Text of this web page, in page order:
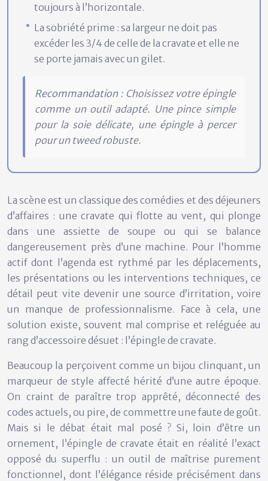
toujours à l’horizontale.
La sobriété prime : sa largeur ne doit pas
excéder les 3/4 de celle de la cravate et elle ne
se porte jamais avec un gilet.
Recommandation : Choisissez votre épingle
comme un outil adapté. Une pince simple
pour la soie délicate, une épingle à percer
pour un tweed robuste.
La scène est un classique des comédies et des déjeuners
d’affaires : une cravate qui flotte au vent, qui plonge
dans une assiette de soupe ou qui se balance
dangereusement près d’une machine. Pour l’homme
actif dont l’agenda est rythmé par les déplacements,
les présentations ou les interventions techniques, ce
détail peut vite devenir une source d’irritation, voire
un manque de professionnalisme. Face à cela, une
solution existe, souvent mal comprise et reléguée au
rang d’accessoire désuet : l’épingle de cravate.
Beaucoup la perçoivent comme un bijou clinquant, un
marqueur de style affecté hérité d’une autre époque.
On craint de paraître trop apprêté, déconnecté des
codes actuels, ou pire, de commettre une faute de goût.
Mais si le débat était mal posé ? Si, loin d’être un
ornement, l’épingle de cravate était en réalité l’exact
opposé du superflu : un outil de maîtrise purement
fonctionnel, dont l’élégance réside précisément dans